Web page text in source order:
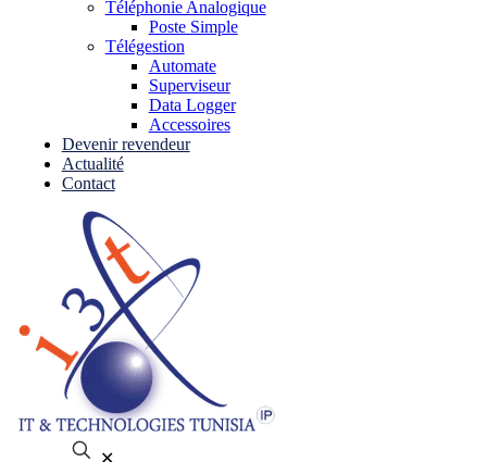
Téléphonie Analogique
Poste Simple
Télégestion
Automate
Superviseur
Data Logger
Accessoires
Devenir revendeur
Actualité
Contact
✕